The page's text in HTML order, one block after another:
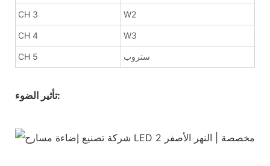
CH 3 W2
CH 4 W3
CH 5 ستروب
تأثير الضوء: